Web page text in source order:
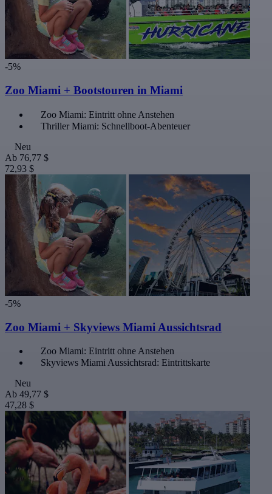
-5%
Zoo Miami + Bootstouren in Miami
Zoo Miami: Eintritt ohne Anstehen
Thriller Miami: Schnellboot-Abenteuer
Neu
Ab 76,77 $
72,93 $
-5%
Zoo Miami + Skyviews Miami Aussichtsrad
Zoo Miami: Eintritt ohne Anstehen
Skyviews Miami Aussichtsrad: Eintrittskarte
Neu
Ab 49,77 $
47,28 $